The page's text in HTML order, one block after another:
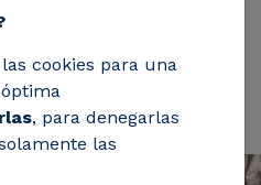
las cookies para una
, para denegarlas
las